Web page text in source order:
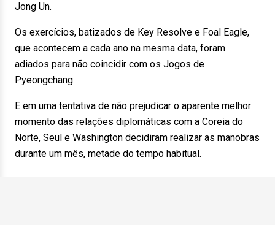
Jong Un.
Os exercícios, batizados de Key Resolve e Foal Eagle,
que acontecem a cada ano na mesma data, foram
adiados para não coincidir com os Jogos de
Pyeongchang.
E em uma tentativa de não prejudicar o aparente melhor
momento das relações diplomáticas com a Coreia do
Norte, Seul e Washington decidiram realizar as manobras
durante um mês, metade do tempo habitual.